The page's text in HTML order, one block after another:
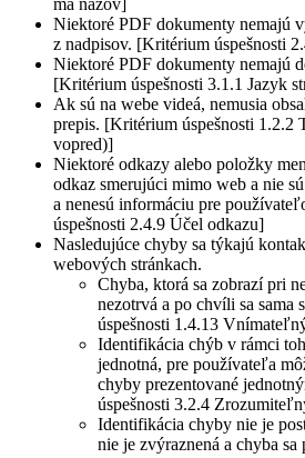
Niektoré PDF dokumenty nemajú
z nadpisov. [Kritérium úspešnosti
Niektoré PDF dokumenty nemajú
[Kritérium úspešnosti 3.1.1 Jazyk
Ak sú na webe videá, nemusia
prepis. [Kritérium úspešnosti 1.2.2
vopred)]
Niektoré odkazy alebo položky
odkaz smerujúci mimo web a nie
a nenesú informáciu pre
úspešnosti 2.4.9 Účel odkazu]
Nasledujúce chyby sa týkajú
webových stránkach.
Chyba, ktorá sa zobrazí pri
nezotrvá a po chvíli sa sama
úspešnosti 1.4.13
Identifikácia chýb v rámci
jednotná, pre používateľa
chyby prezentované
úspešnosti 3.2.4
Identifikácia chyby nie je
nie je zvýraznená a chyba